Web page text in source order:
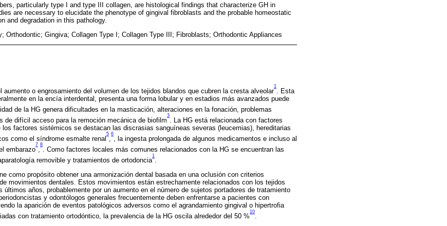
particularly type I and type III collagen, are histological findings that characterize GH in
are necessary to elucidate the phenotype of gingival fibroblasts and the probable homeostatic
and degradation in this pathology.
Orthodontic; Gingiva; Collagen Type I; Collagen Type III; Fibroblasts; Orthodontic Appliances
aumento o engrosamiento del volumen de los tejidos blandos que cubren la cresta alveolar
1
. Esta
en la encía interdental, presenta una forma lobular y en estadios más avanzados puede
de la HG genera dificultades en la masticación, alteraciones en la fonación, problemas
de difícil acceso para la remoción mecánica de biofilm
3
. La HG está relacionada con factores
factores sistémicos se destacan las discrasias sanguíneas severas (leucemias), hereditarias
como el síndrome esmalte renal
5 6
, la ingesta prolongada de algunos medicamentos e incluso al
embarazo
7 8
. Como factores locales más comunes relacionados con la HG se encuentran las
removible y tratamientos de ortodoncia
1
como propósito obtener una armonización dental basada en una oclusión con criterios
movimientos dentales. Estos movimientos están estrechamente relacionados con los tejidos
últimos años, probablemente por un aumento en el número de sujetos portadores de tratamiento
y odontólogos generales frecuentemente deben enfrentarse a pacientes con
la aparición de eventos patológicos adversos como el agrandamiento gingival o hipertrofia
con tratamiento ortodóntico, la prevalencia de la HG oscila alrededor del 50 %
10
.